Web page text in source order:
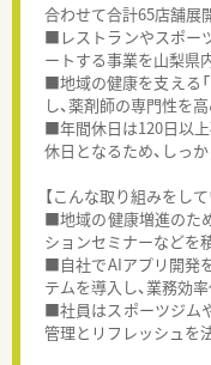
合わせて合計65店舗展
■レストランやスポー
ートする事業を山梨県
■地域の健康を支える
し、薬剤師の専門性を
■年間休日は120日以上
休日となるため、しっ
【こんな取り組みをして
■地域の健康増進のた
ションセミナーなどを
■自社でAIアプリ開発
テムを導入し、業務効
■社員はスポーツジム
管理とリフレッシュを